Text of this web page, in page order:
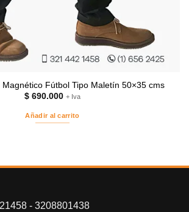
Magnético Fútbol Tipo Maletín 50×35 cms
$ 690.000 + Iva
Añadir al carrito
- 3208801438